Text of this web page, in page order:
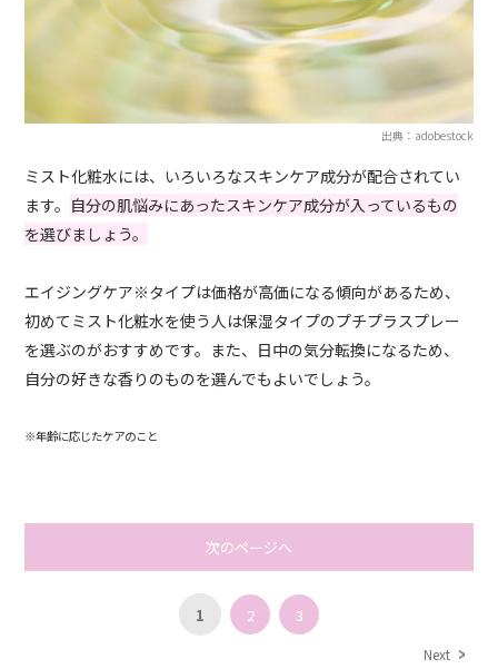
出典：adobestock
ミスト化粧水には、いろいろなスキンケア成分が配合されてい
ます。 自分の肌悩みにあったスキンケア成分が入っているもの
を選びましょう。
エイジングケア※タイプは価格が高価になる傾向があるため、
初めてミスト化粧水を使う人は保湿タイプのプチプラスプレー
を選ぶのがおすすめです。また、日中の気分転換になるため、
自分の好きな香りのものを選んでもよいでしょう。
※年齢に応じたケアのこと
次のページへ
1 2 3
Next